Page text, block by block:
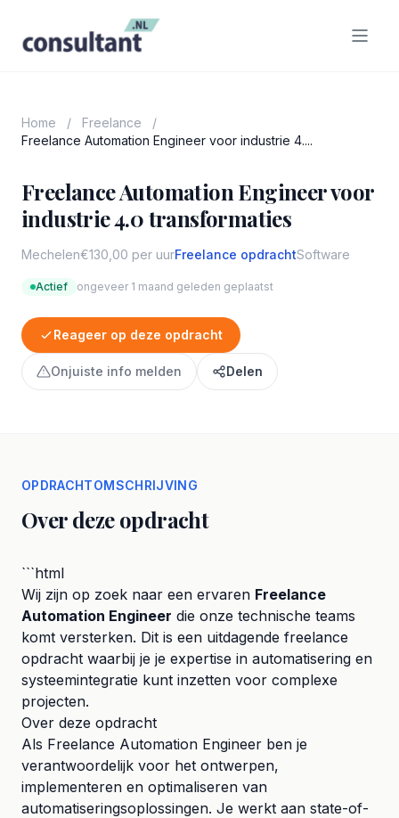
Home / Freelance
/
Freelance Automation Engineer voor industrie 4....
Freelance Automation Engineer voor
industrie 4.0 transformaties
Mechelen€130,00 per uurFreelance opdrachtSoftware
Actief ongeveer 1 maand geleden geplaatst
Reageer op deze opdracht
Onjuiste info melden Delen
OPDRACHTOMSCHRIJVING
Over deze opdracht
```html
Wij zijn op zoek naar een ervaren Freelance
Automation Engineer die onze technische teams
komt versterken. Dit is een uitdagende freelance
opdracht waarbij je je expertise in automatisering en
systeemintegratie kunt inzetten voor complexe
projecten.
Over deze opdracht
Als Freelance Automation Engineer ben je
verantwoordelijk voor het ontwerpen,
implementeren en optimaliseren van
automatiseringsoplossingen. Je werkt aan state-of-